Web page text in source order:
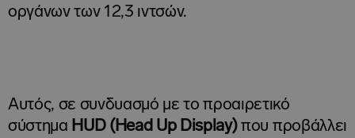
οργάνων των 12,3 ιντσών.
Αυτός, σε συνδυασμό με το προαιρετικό
σύστημα HUD (Head Up Display)που προβάλλει